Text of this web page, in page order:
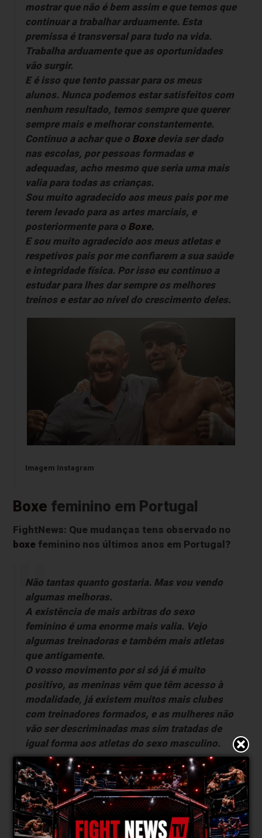
mostrar que não é bem assim e que temos que
continuar a trabalhar arduamente. Esta
premissa é transversal para tudo na vida.
Trabalha arduamente que as oportunidades
vão surgir.
E é isso que tento passar para os meus
alunos. Nunca podemos estar satisfeitos com
nenhum resultado, temos sempre que querer
sempre mais e melhorar constantemente.
Continuo a achar que o Boxedevia ser dado
nas escolas, por pessoas formadas e
adequadas, acho mesmo que seria uma mais
valia para todas as crianças.
Sou muito agradecido aos meus pais por me
terem levado para as artes marciais, e
posteriormente para o Boxe.
E sou muito agradecido aos meus atletas e
respetivos pais por me confiarem a sua saúde
e integridade física. Por isso eu continuo a
estudar para lhes dar sempre os melhores
treinos e estar ao nível do crescimento deles.
Imagem Instagram
Boxe feminino em Portugal
FightNews: Que mudanças tens observado no
boxe feminino nos últimos anos em Portugal?
Não tantas quanto gostaria. Mas vou vendo
algumas melhoras.
A existência de mais arbitras do sexo
feminino é uma enorme mais valia. Vejo
algumas treinadoras e também mais atletas
que antigamente.
O vosso movimento por si só já é muito
positivo, as meninas vêm que têm acesso à
modalidade, já existem muitos mais clubes
com treinadores formados, e as mulheres não
vão ser descriminadas mas sim tratadas de
igual forma aos atletas do sexo masculino.